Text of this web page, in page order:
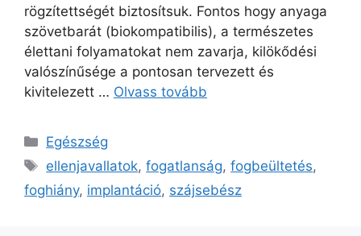
rögzítettségét biztosítsuk. Fontos hogy anyaga
szövetbarát (biokompatibilis), a természetes
élettani folyamatokat nem zavarja, kilökődési
valószínűsége a pontosan tervezett és
kivitelezett … Olvass tovább
Kategória
Egészség
Címkék
ellenjavallatok,fogatlanság,fogbeültetés,
foghiány, implantáció, szájsebész